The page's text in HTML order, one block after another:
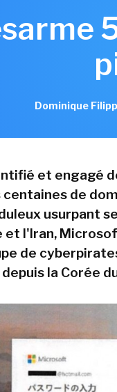
Dominique
et engagé
de
usurpant
et l'Iran,
de
la Corée